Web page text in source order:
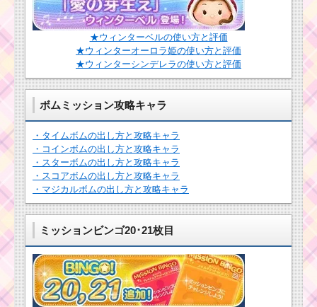
しっぽを振るツムを
使って1プレイで380万
点稼いだ方法
耳が丸いツムで1プレ
イに5回フィーバーする
耳がとがったツムで
550万点を稼いだツム
と攻略のコツ
40チェーン以上出すミ
ッションを攻略するツ
ム
★ウィンターベルの使い方と評価
★ウィンターオーロラ姫の使い方と評価
★ウィンターシンデレラの使い方と評価
ボムミッション攻略キャラ
・タイムボムの出し方と攻略キャラ
・コインボムの出し方と攻略キャラ
・スターボムの出し方と攻略キャラ
・スコアボムの出し方と攻略キャラ
・マジカルボムの出し方と攻略キャラ
ミッションビンゴ20･21枚目